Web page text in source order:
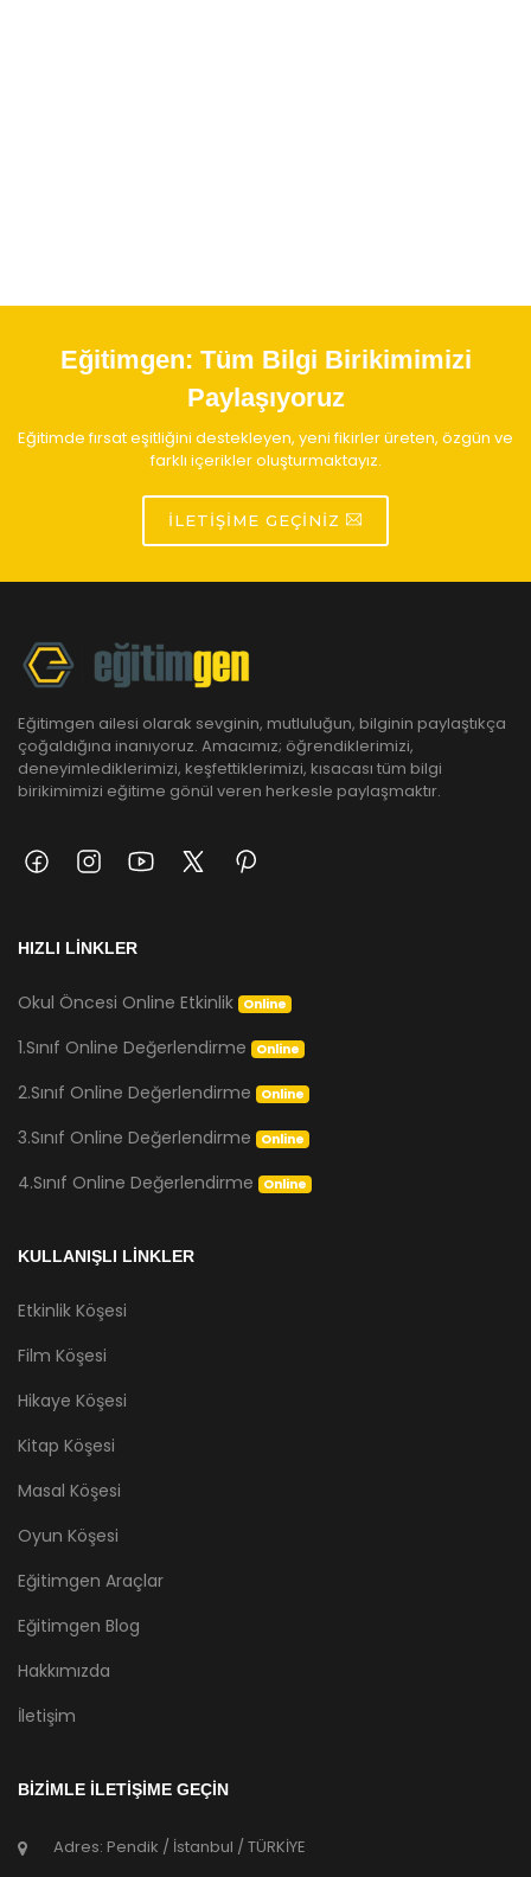
Eğitimgen: Tüm Bilgi Birikimimizi
Paylaşıyoruz
Eğitimde fırsat eşitliğini destekleyen, yeni fikirler üreten, özgün ve
farklı içerikler oluşturmaktayız.
İLETIŞIME GEÇINIZ
Eğitimgen ailesi olarak sevginin, mutluluğun, bilginin paylaştıkça
çoğaldığına inanıyoruz. Amacımız; öğrendiklerimizi,
deneyimlediklerimizi, keşfettiklerimizi, kısacası tüm bilgi
birikimimizi eğitime gönül veren herkesle paylaşmaktır.
HIZLI LİNKLER
Okul Öncesi Online Etkinlik Online
1.Sınıf Online Değerlendirme Online
2.Sınıf Online Değerlendirme Online
3.Sınıf Online Değerlendirme Online
4.Sınıf Online Değerlendirme Online
KULLANIŞLI LİNKLER
Etkinlik Köşesi
Film Köşesi
Hikaye Köşesi
Kitap Köşesi
Masal Köşesi
Oyun Köşesi
Eğitimgen Araçlar
Eğitimgen Blog
Hakkımızda
İletişim
BİZİMLE İLETİŞİME GEÇİN
Adres: Pendik / İstanbul / TÜRKİYE